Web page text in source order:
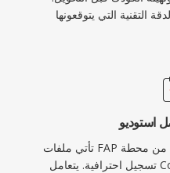
تأتي ملفات FAP من محطة PARIS الصوتية الرقمية — بيئة
تسجيل احترافية. يتعامل Convertio مع هذا المصدر عالي